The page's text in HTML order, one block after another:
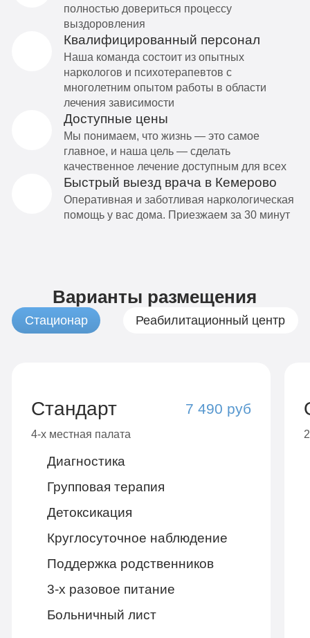
полностью довериться процессу
выздоровления
Квалифицированный персонал
Наша команда состоит из опытных
наркологов и психотерапевтов с
многолетним опытом работы в области
лечения зависимости
Доступные цены
Мы понимаем, что жизнь — это самое
главное, и наша цель — сделать
качественное лечение доступным для всех
Быстрый выезд врача в Кемерово
Оперативная и заботливая наркологическая
помощь у вас дома. Приезжаем за 30 минут
Варианты размещения
Стационар Реабилитационный центр
Стандарт 7 490 руб
4-х местная палата
Диагностика
Групповая терапия
Детоксикация
Круглосуточное наблюдение
Поддержка родственников
3-х разовое питание
Больничный лист